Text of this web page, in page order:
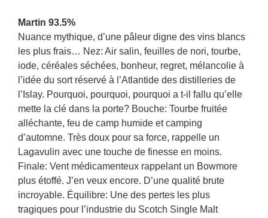
Martin 93.5%
Nuance mythique, d’une pâleur digne des vins blancs
les plus frais… Nez: Air salin, feuilles de nori, tourbe,
iode, céréales séchées, bonheur, regret, mélancolie à
l’idée du sort réservé à l’Atlantide des distilleries de
l’Islay. Pourquoi, pourquoi, pourquoi a t-il fallu qu’elle
mette la clé dans la porte? Bouche: Tourbe fruitée
alléchante, feu de camp humide et camping
d’automne. Très doux pour sa force, rappelle un
Lagavulin avec une touche de finesse en moins.
Finale: Vent médicamenteux rappelant un Bowmore
plus étoffé. J’en veux encore. D’une qualité brute
incroyable. Équilibre: Une des pertes les plus
tragiques pour l’industrie du Scotch Single Malt